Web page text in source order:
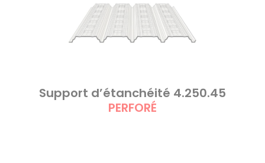
Support d’étanchéité 4.250.45
PERFORÉ